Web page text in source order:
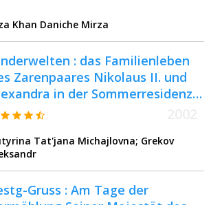
Khan Daniche Mirza
: das Familienleben
Zarenpaares Nikolaus II. und
in der Sommerresidenz
Zarskoje Selo bei St.
Schloβ Britz, 2002 =
мир: Семейная жизнь
четы Николая II и
в летней
Tat'jana Michajlovna; Grekov
Gruss : Am Tage der